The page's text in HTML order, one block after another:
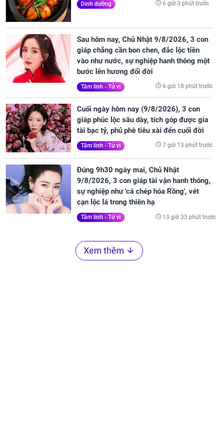
Dinh dưỡng 6 giờ 3 phút trước
Sau hôm nay, Chủ Nhật 9/8/2026, 3 con
giáp chẳng cần bon chen, đắc lộc tiền
vào như nước, sự nghiệp hanh thông một
bước lên hương đổi đời
Tâm linh - Tử vi 6 giờ 18 phút trước
Cuối ngày hôm nay (9/8/2026), 3 con
giáp phúc lộc sâu dày, tích góp được gia
tài bạc tỷ, phủ phê tiêu xài đến cuối đời
Tâm linh - Tử vi 7 giờ 13 phút trước
Đúng 9h30 ngày mai, Chủ Nhật
9/8/2026, 3 con giáp tài vận hanh thông,
sự nghiệp như 'cá chép hóa Rồng', vét
cạn lộc lá trong thiên hạ
Tâm linh - Tử vi 13 giờ 33 phút trước
Xem thêm